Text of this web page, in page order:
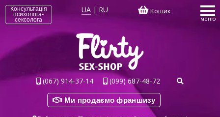
Консультація
психолога-
сексолога
UA | RU Кошик
меню
(067) 914-37-14 (099) 687-48-72
Ми продаємо франшизу